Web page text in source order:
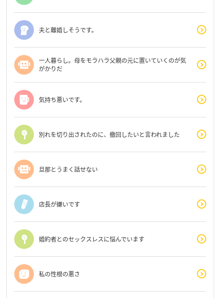
夫と離婚しそうです。
一人暮らし。母をモラハラ父親の元に置いていくのが気
がかりだ
気持ち悪いです。
別れを切り出されたのに、撤回したいと言われました
旦那とうまく話せない
店長が嫌いです
婚約者とのセックスレスに悩んでいます
私の性根の悪さ